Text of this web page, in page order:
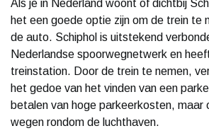
Als je in Nederland woont of dichtbij
het een goede optie zijn om de trein te
de auto. Schiphol is uitstekend
Nederlandse spoorwegnetwerk en
treinstation. Door de trein te nemen,
het gedoe van het vinden van een
betalen van hoge parkeerkosten, maar
wegen rondom de luchthaven.